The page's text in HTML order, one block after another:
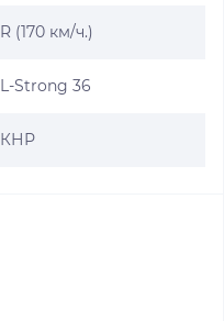
R (170 км/ч.)
L-Strong 36
КНР